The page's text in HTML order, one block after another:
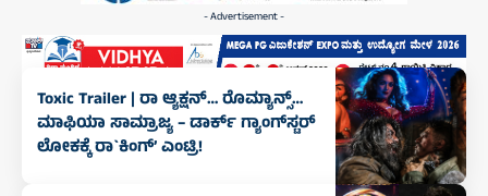
- Advertisement -
Toxic Trailer | ರಾ ಆ್ಯಕ್ಷನ್‌… ರೊಮ್ಯಾನ್ಸ್‌…
ಮಾಫಿಯಾ ಸಾಮ್ರಾಜ್ಯ – ಡಾರ್ಕ್‌ ಗ್ಯಾಂಗ್‌ಸ್ಟರ್‌
ಲೋಕಕ್ಕೆ ರಾ`ಕಿಂಗ್‌’ ಎಂಟ್ರಿ!